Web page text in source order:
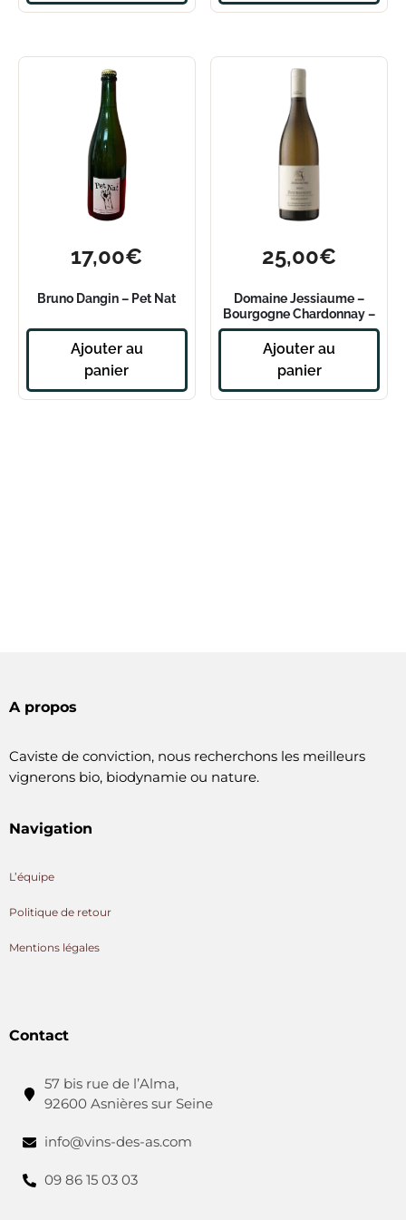
17,00€
Bruno Dangin – Pet Nat
Ajouter au
panier
25,00€
Domaine Jessiaume –
Bourgogne Chardonnay –
2022
Ajouter au
panier
A propos
Caviste de conviction, nous recherchons les meilleurs
vignerons bio, biodynamie ou nature.
Navigation
L’équipe
Politique de retour
Mentions légales
Contact
57 bis rue de l’Alma,
92600 Asnières sur Seine
info@vins-des-as.com
09 86 15 03 03